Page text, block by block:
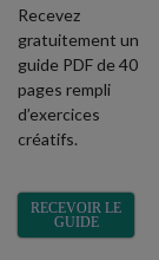
Recevez
gratuitement un
guide PDF de 40
pages rempli
d’exercices
créatifs.
RECEVOIR LE
GUIDE